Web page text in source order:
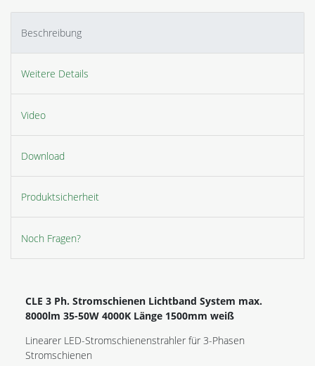
Beschreibung
Weitere Details
Video
Download
Produktsicherheit
Noch Fragen?
CLE 3 Ph. Stromschienen Lichtband System max.
8000lm 35-50W 4000K Länge 1500mm weiß
Linearer LED-Stromschienenstrahler für 3-Phasen
Stromschienen